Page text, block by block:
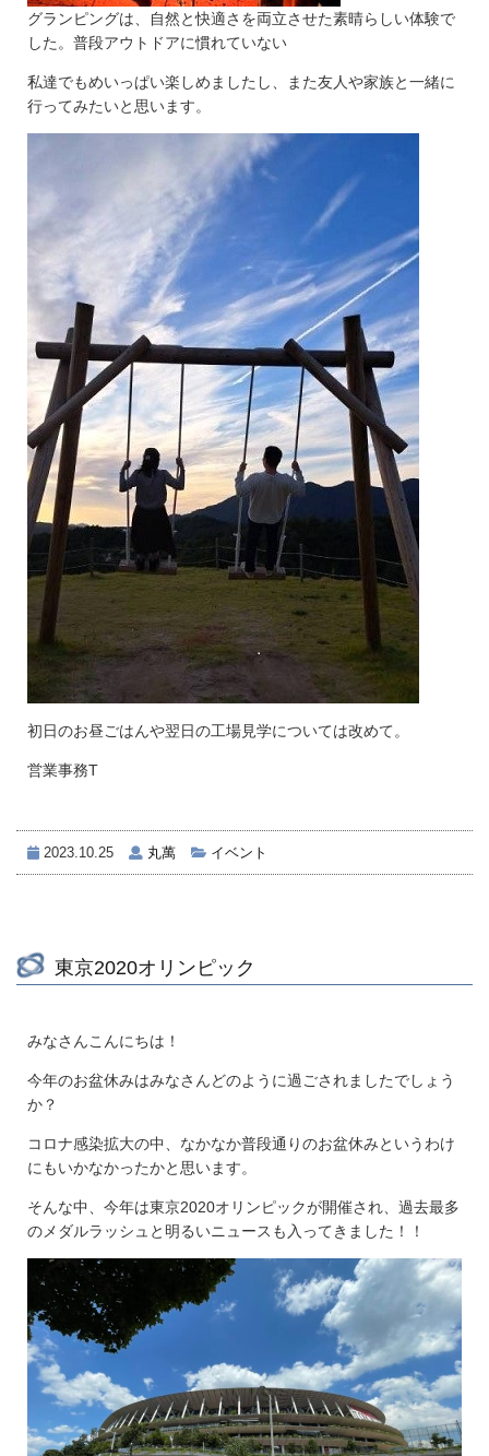
グランピングは、自然と快適さを両立させた素晴らしい体験で
した。普段アウトドアに慣れていない
私達でもめいっぱい楽しめましたし、また友人や家族と一緒に
行ってみたいと思います。
初日のお昼ごはんや翌日の工場見学については改めて。
営業事務T
2023.10.25 丸萬 イベント
東京2020オリンピック
みなさんこんにちは！
今年のお盆休みはみなさんどのように過ごされましたでしょう
か？
コロナ感染拡大の中、なかなか普段通りのお盆休みというわけ
にもいかなかったかと思います。
そんな中、今年は東京2020オリンピックが開催され、過去最多
のメダルラッシュと明るいニュースも入ってきました！！